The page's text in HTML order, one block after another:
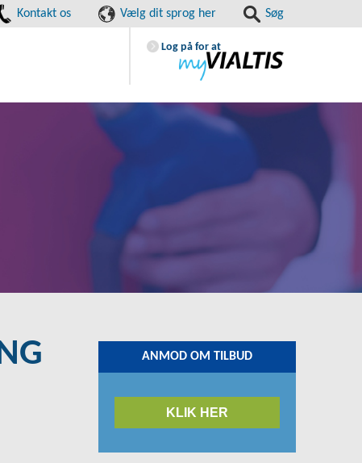
Kontakt os Vælg dit sprog her Søg
Log på for at
ANMOD OM TILBUD
KLIK HER